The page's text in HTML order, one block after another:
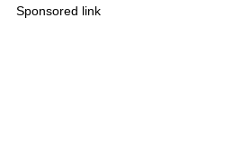
Sponsored link